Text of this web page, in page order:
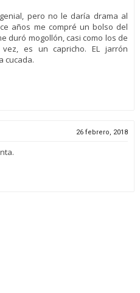
pero no le daría drama al
años me compré un bolso del
duró mogollón, casi como los de
es un capricho. EL jarrón
cucada.
26 febrero, 2018